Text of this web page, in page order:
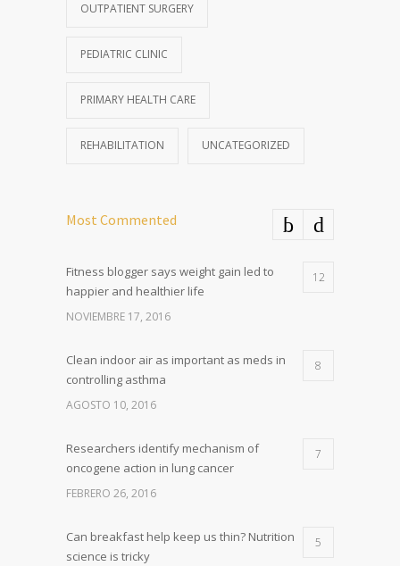
OUTPATIENT SURGERY
PEDIATRIC CLINIC
PRIMARY HEALTH CARE
REHABILITATION UNCATEGORIZED
Most Commented
Fitness blogger says weight gain led to
happier and healthier life
12
NOVIEMBRE 17, 2016
Clean indoor air as important as meds in
controlling asthma
8
AGOSTO 10, 2016
Researchers identify mechanism of
oncogene action in lung cancer
7
FEBRERO 26, 2016
Can breakfast help keep us thin? Nutrition
science is tricky
5